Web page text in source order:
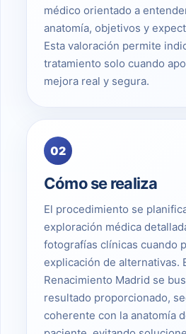
médico orientado a
anatomía, objetivos y
Esta valoración permite
tratamiento solo cuando
mejora real y segura.
02
Cómo se realiza
El procedimiento se
exploración médica
fotografías clínicas cuando
explicación de alternativas.
Renacimiento Madrid se
resultado proporcionado,
coherente con la anatomía